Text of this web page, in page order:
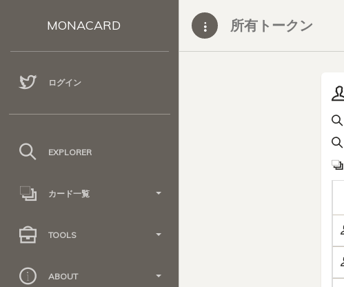
MONACARD
ログイン
EXPLORER
カード一覧
TOOLS
ABOUT
所有トークン